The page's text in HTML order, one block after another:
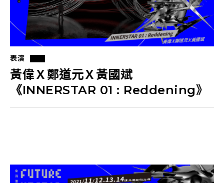
表演
黃偉Ｘ鄭道元Ｘ黃國斌
《INNERSTAR 01 : Reddening》